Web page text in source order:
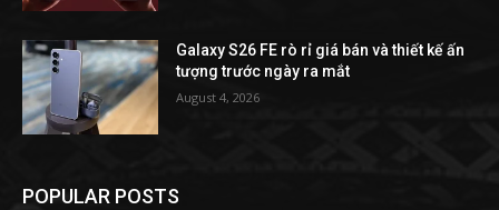
Galaxy S26 FE rò rỉ giá bán và thiết kế ấn
tượng trước ngày ra mắt
August 4, 2026
POPULAR POSTS